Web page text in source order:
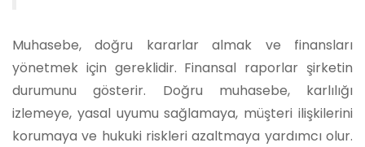
Muhasebe, doğru kararlar almak ve finansları
yönetmek için gereklidir. Finansal raporlar şirketin
durumunu gösterir. Doğru muhasebe, karlılığı
izlemeye, yasal uyumu sağlamaya, müşteri ilişkilerini
korumaya ve hukuki riskleri azaltmaya yardımcı olur.